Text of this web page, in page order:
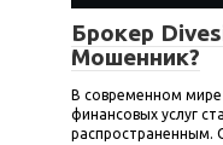
Брокер
Мошенник?
В современном
финансовых услуг
распространенным.